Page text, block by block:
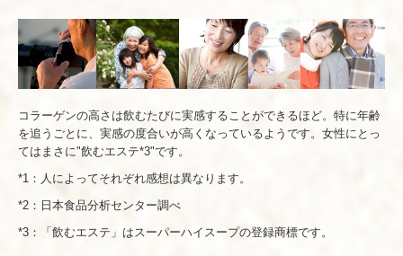
コラーゲンの高さは飲むたびに実感することができるほど。特に年齢
を追うごとに、実感の度合いが高くなっているようです。女性にとっ
てはまさに"飲むエステ*3"です。
*1：人によってそれぞれ感想は異なります。
*2：日本食品分析センター調べ
*3：「飲むエステ」はスーパーハイスープの登録商標です。